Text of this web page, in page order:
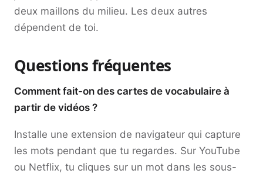
deux maillons du milieu. Les deux autres
dépendent de toi.
Questions fréquentes
Comment fait-on des cartes de vocabulaire à
partir de vidéos ?
Installe une extension de navigateur qui capture
les mots pendant que tu regardes. Sur YouTube
ou Netflix, tu cliques sur un mot dans les sous-